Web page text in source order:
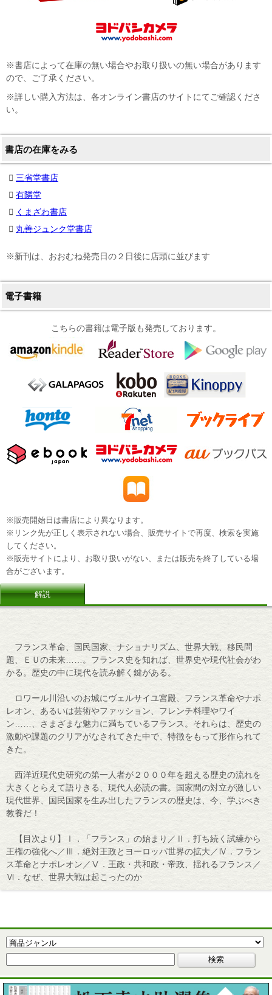
※書店によって在庫の無い場合やお取り扱いの無い場合があります
ので、ご了承ください。
※詳しい購入方法は、各オンライン書店のサイトにてご確認くださ
い。
書店の在庫をみる
三省堂書店
有隣堂
くまざわ書店
丸善ジュンク堂書店
※新刊は、おおむね発売日の２日後に店頭に並びます
電子書籍
こちらの書籍は電子版も発売しております。
※販売開始日は書店により異なります。
※リンク先が正しく表示されない場合、販売サイトで再度、検索を実施
してください。
※販売サイトにより、お取り扱いがない、または販売を終了している場
合がございます。
解説
フランス革命、国民国家、ナショナリズム、世界大戦、移民問
題、ＥＵの未来……。フランス史を知れば、世界史や現代社会がわ
かる。歴史の中に現代を読み解く鍵がある。
ロワール川沿いのお城にヴェルサイユ宮殿、フランス革命やナポ
レオン、あるいは芸術やファッション、フレンチ料理やワイ
ン……、さまざまな魅力に満ちているフランス。それらは、歴史の
激動や課題のクリアがなされてきた中で、特徴をもって形作られて
きた。
西洋近現代史研究の第一人者が２０００年を超える歴史の流れを
大きくとらえて語りきる、現代人必読の書。国家間の対立が激しい
現代世界、国民国家を生み出したフランスの歴史は、今、学ぶべき
教養だ！
【目次より】Ⅰ．「フランス」の始まり／Ⅱ．打ち続く試練から
王権の強化へ／Ⅲ．絶対王政とヨーロッパ世界の拡大／Ⅳ．フラン
ス革命とナポレオン／Ⅴ．王政・共和政・帝政、揺れるフランス／
Ⅵ．なぜ、世界大戦は起こったのか